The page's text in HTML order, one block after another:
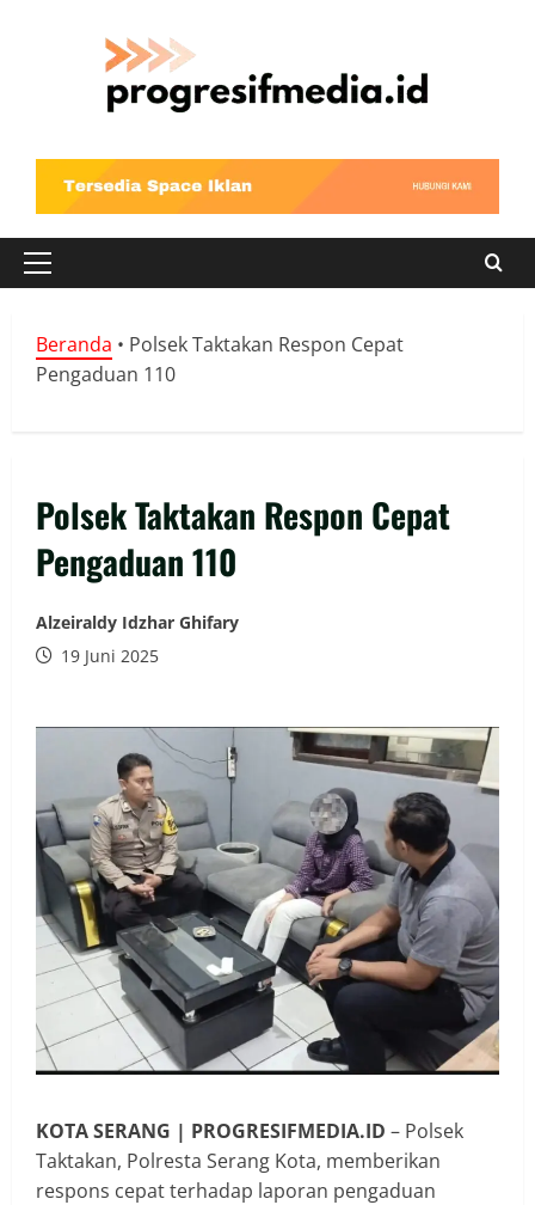
Primary
Beranda • Polsek Taktakan Respon Cepat
Pengaduan 110
Polsek Taktakan Respon Cepat
Pengaduan 110
Alzeiraldy Idzhar Ghifary
19 Juni 2025
KOTA SERANG | PROGRESIFMEDIA.ID – Polsek
Taktakan, Polresta Serang Kota, memberikan
respons cepat terhadap laporan pengaduan